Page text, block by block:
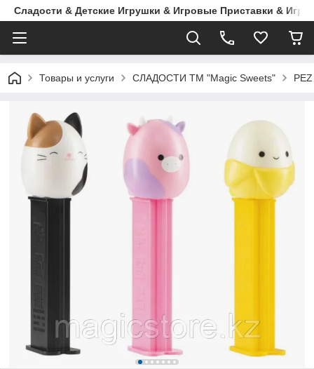
Сладости & Детские Игрушки & Игровые Приставки & Игры
Товары и услуги СЛАДОСТИ ТМ "Magic Sweets" PEZ